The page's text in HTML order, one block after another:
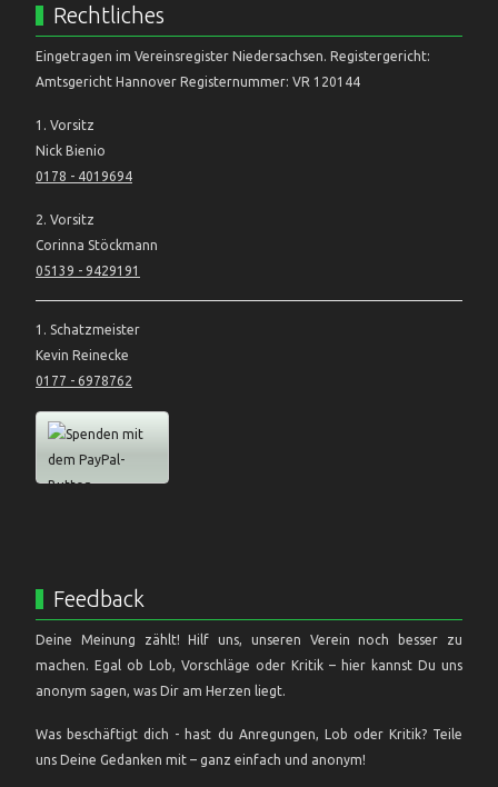
Rechtliches
Eingetragen im Vereinsregister Niedersachsen. Registergericht:
Amtsgericht Hannover Registernummer: VR 120144
1. Vorsitz
Nick Bienio
0178 - 4019694
2. Vorsitz
Corinna Stöckmann
05139 - 9429191
1. Schatzmeister
Kevin Reinecke
0177 - 6978762
Feedback
Deine Meinung zählt! Hilf uns, unseren Verein noch besser zu
machen. Egal ob Lob, Vorschläge oder Kritik – hier kannst Du uns
anonym sagen, was Dir am Herzen liegt.
Was beschäftigt dich - hast du Anregungen, Lob oder Kritik? Teile
uns Deine Gedanken mit – ganz einfach und anonym!